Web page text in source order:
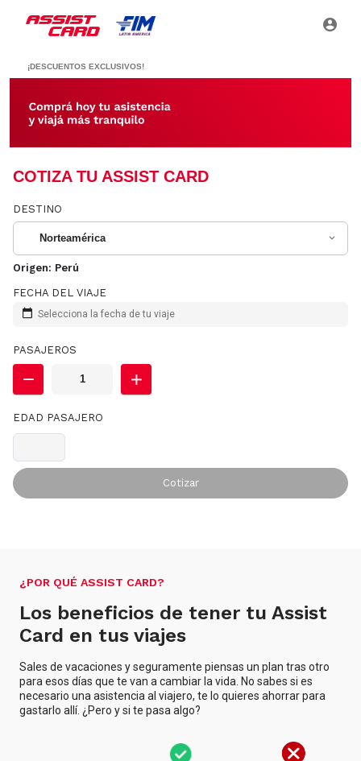
¡DESCUENTOS EXCLUSIVOS!
COTIZA TU ASSIST CARD
DESTINO
Norteamérica
Origen: Perú
FECHA DEL VIAJE
Selecciona la fecha de tu viaje
PASAJEROS
EDAD PASAJERO
Cotizar
¿POR QUÉ ASSIST CARD?
Los beneficios de tener tu Assist
Card en tus viajes
Sales de vacaciones y seguramente piensas un plan tras otro
para esos días que te van a cambiar la vida. No sabes si es
necesario una asistencia al viajero, te lo quieres ahorrar para
gastarlo allí. ¿Pero y si te pasa algo?